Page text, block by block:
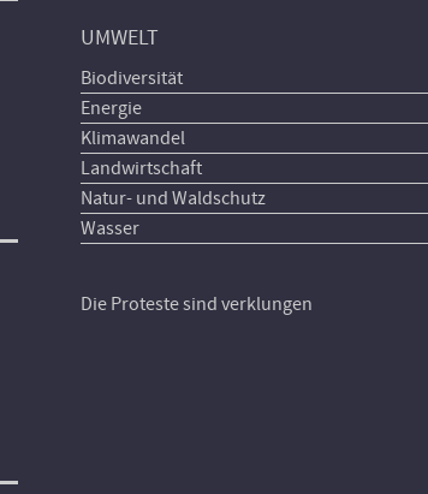
UMWELT
Biodiversität
Energie
Klimawandel
Landwirtschaft
Natur- und Waldschutz
Wasser
Die Proteste sind verklungen